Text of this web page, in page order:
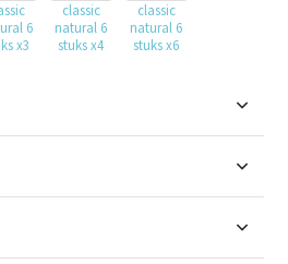
6
x3
classic
natural 6
stuks x4
classic
natural 6
stuks x6